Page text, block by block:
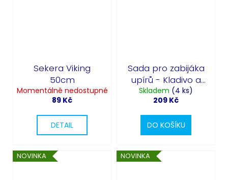
Sekera Viking
50cm
Momentálně nedostupné
89 Kč
DETAIL
Sada pro zabijáka
upírů - Kladivo a
kůl - Halloween
Skladem (4 ks)
209 Kč
DO KOŠÍKU
NOVINKA NOVINKA